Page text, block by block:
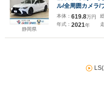
静岡県
ル/全周囲カメラ/
ルインナーミラ
ター/ヘッドアッ
生/ETC2.0/パドル
本体： 619.8万円
年式： 2021年